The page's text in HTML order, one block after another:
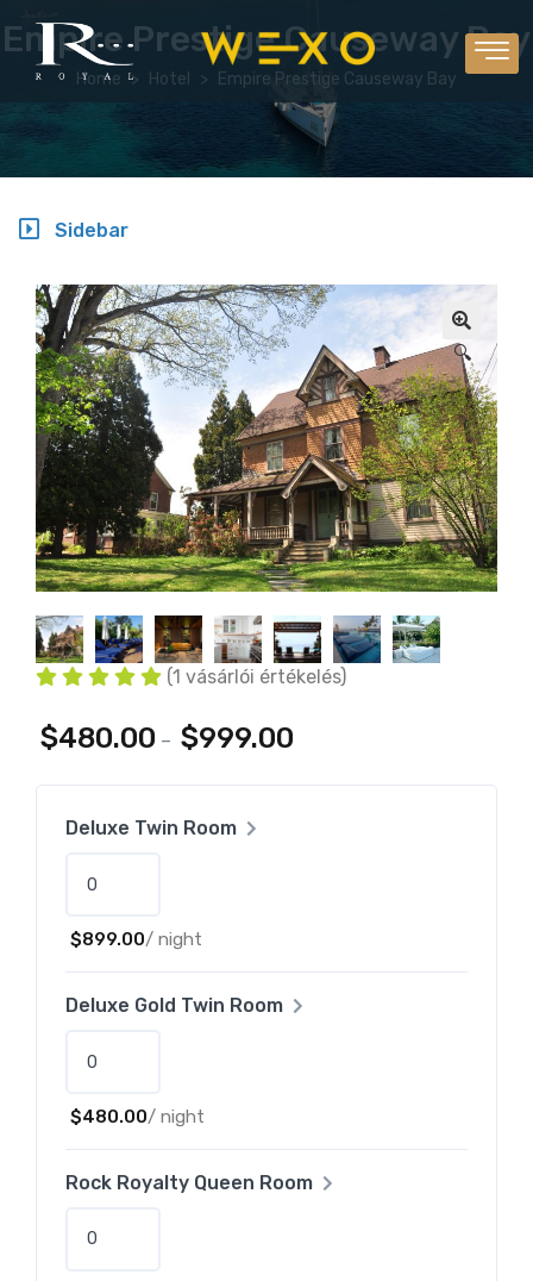
Empire Prestige Causeway Bay
Home Hotel Empire Prestige Causeway Bay
🔍
(1 vásárlói értékelés)
$480.00 – $999.00
Deluxe Twin Room
$899.00/ night
Deluxe Gold Twin Room
$480.00/ night
Rock Royalty Queen Room
Sidebar